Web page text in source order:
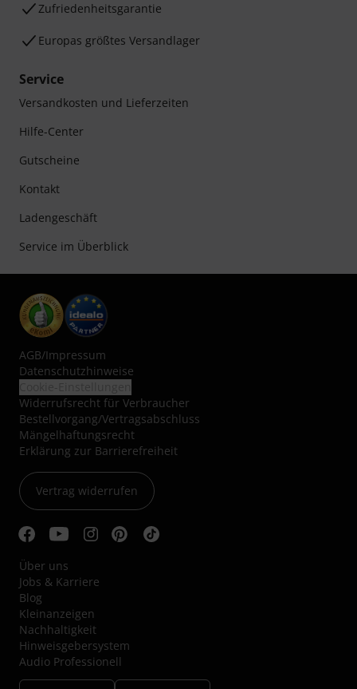
Zufriedenheitsgarantie
Europas größtes Versandlager
Service
Versandkosten und Lieferzeiten
Hilfe-Center
Gutscheine
Kontakt
Ladengeschäft
Service im Überblick
AGB/Impressum
Datenschutzhinweise
Widerrufsrecht für Verbraucher
Bestellvorgang/Vertragsabschluss
Mängelhaftungsrecht
Erklärung zur Barrierefreiheit
Vertrag widerrufen
Über uns
Jobs & Karriere
Blog
Kleinanzeigen
Nachhaltigkeit
Hinweisgebersystem
Audio Professionell